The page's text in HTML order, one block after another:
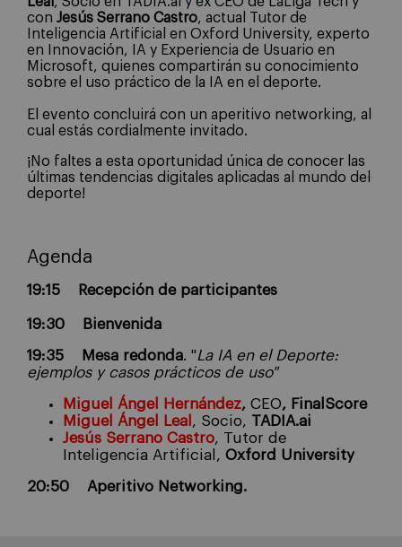
con Jesús Serrano Castro, actual Tutor de
Inteligencia Artificial en Oxford University, experto
en Innovación, IA y Experiencia de Usuario en
Microsoft, quienes compartirán su conocimiento
sobre el uso práctico de la IA en el deporte.
El evento concluirá con un aperitivo networking, al
cual estás cordialmente invitado.
¡No faltes a esta oportunidad única de conocer las
últimas tendencias digitales aplicadas al mundo del
deporte!
Agenda
19:15 Recepción de participantes
19:30 Bienvenida
19:35 Mesa redonda. "La IA en el Deporte:
ejemplos y casos prácticos de uso"
Miguel Ángel Hernández, CEO, FinalScore
Miguel Ángel Leal , Socio, TADIA.ai
Jesús Serrano Castro, Tutor de
Inteligencia Artificial, Oxford University
20:50 Aperitivo Networking.